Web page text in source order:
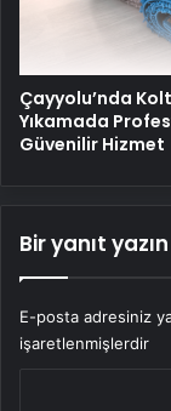
Çayyolu’nda
Yıkamada
Güvenilir Hizmet
Bir yanıt yazın
E-posta adresiniz
işaretlenmişlerdir